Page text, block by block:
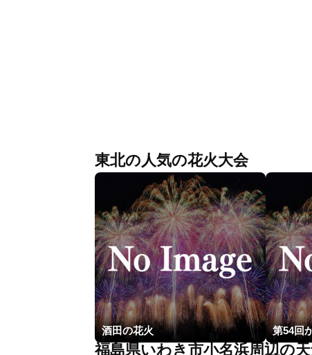
東北の人気の花火大会
酒田の花火
福島県いわき市小名浜周辺の